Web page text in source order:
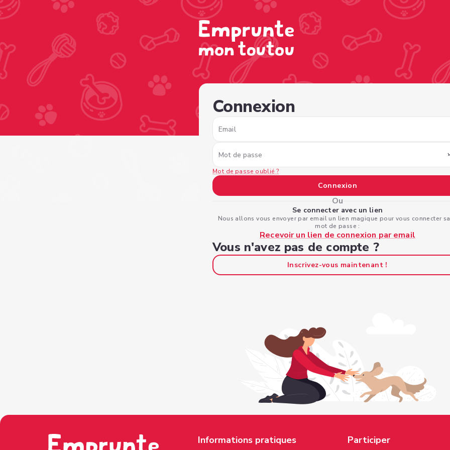
Connexion
Email
Mot de passe
Mot de passe oublié ?
Connexion
Ou
Se connecter avec un lien
Nous allons vous envoyer par email un lien magique pour vous connecter
mot de passe :
Recevoir un lien de connexion par email
Vous n'avez pas de compte ?
Inscrivez-vous maintenant !
Informations pratiques Participer
/sign-in?nextPage=%2Fview-profile%2Fde449768-6814-42bb-b865-cb6b9c3ca343